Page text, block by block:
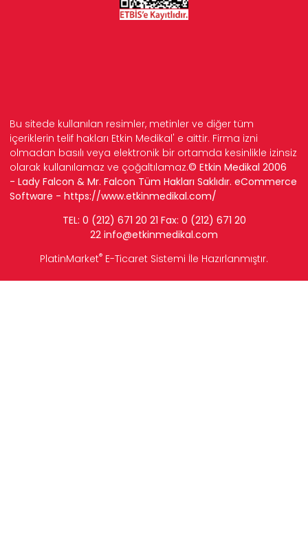
Bu sitede kullanılan resimler, metinler ve diğer tüm
içeriklerin telif hakları Etkin Medikal' e aittir. Firma izni
olmadan basılı veya elektronik bir ortamda kesinlikle izinsiz
olarak kullanılamaz ve çoğaltılamaz.© Etkin Medikal 2006
- Lady Falcon & Mr. Falcon Tüm Hakları Saklıdır. eCommerce
Software - https://www.etkinmedikal.com/
TEL: 0 (212) 671 20 21 Fax: 0 (212) 671 20
22 info@etkinmedikal.com
PlatinMarket® E-Ticaret Sistemi İle Hazırlanmıştır.